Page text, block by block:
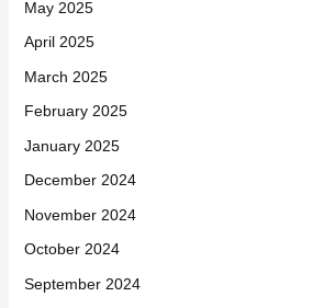
May 2025
April 2025
March 2025
February 2025
January 2025
December 2024
November 2024
October 2024
September 2024